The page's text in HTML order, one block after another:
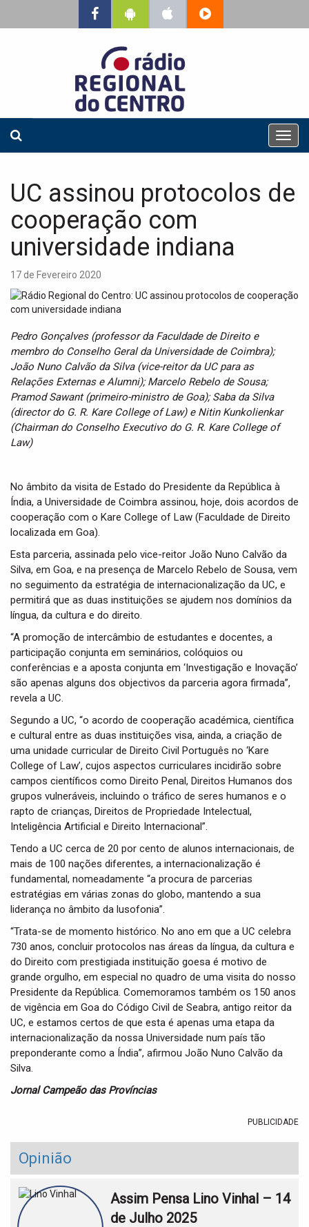
T
o
l
a
UC assinou protocolos de
cooperação com
universidade indiana
17 de Fevereiro 2020
Pedro Gonçalves (professor da Faculdade de Direito e
membro do Conselho Geral da Universidade de Coimbra);
João Nuno Calvão da Silva (vice-reitor da UC para as
Relações Externas e Alumni); Marcelo Rebelo de Sousa;
Pramod Sawant (primeiro-ministro de Goa); Saba da Silva
(director do G. R. Kare College of Law) e Nitin Kunkolienkar
(Chairman do Conselho Executivo do G. R. Kare College of
Law)
No âmbito da visita de Estado do Presidente da República à
Índia, a Universidade de Coimbra assinou, hoje, dois acordos de
cooperação com o Kare College of Law (Faculdade de Direito
localizada em Goa).
Esta parceria, assinada pelo vice-reitor João Nuno Calvão da
Silva, em Goa, e na presença de Marcelo Rebelo de Sousa, vem
no seguimento da estratégia de internacionalização da UC, e
permitirá que as duas instituições se ajudem nos domínios da
língua, da cultura e do direito.
“A promoção de intercâmbio de estudantes e docentes, a
participação conjunta em seminários, colóquios ou
conferências e a aposta conjunta em ‘Investigação e Inovação’
são apenas alguns dos objectivos da parceria agora firmada”,
revela a UC.
Segundo a UC, “o acordo de cooperação académica, científica
e cultural entre as duas instituições visa, ainda, a criação de
uma unidade curricular de Direito Civil Português no ‘Kare
College of Law’, cujos aspectos curriculares incidirão sobre
campos científicos como Direito Penal, Direitos Humanos dos
grupos vulneráveis, incluindo o tráfico de seres humanos e o
rapto de crianças, Direitos de Propriedade Intelectual,
Inteligência Artificial e Direito Internacional”.
Tendo a UC cerca de 20 por cento de alunos internacionais, de
mais de 100 nações diferentes, a internacionalização é
fundamental, nomeadamente “a procura de parcerias
estratégias em várias zonas do globo, mantendo a sua
liderança no âmbito da lusofonia”.
“Trata-se de momento histórico. No ano em que a UC celebra
730 anos, concluir protocolos nas áreas da língua, da cultura e
do Direito com prestigiada instituição goesa é motivo de
grande orgulho, em especial no quadro de uma visita do nosso
Presidente da República. Comemoramos também os 150 anos
de vigência em Goa do Código Civil de Seabra, antigo reitor da
UC, e estamos certos de que esta é apenas uma etapa da
internacionalização da nossa Universidade num país tão
preponderante como a Índia”, afirmou João Nuno Calvão da
Silva.
Jornal Campeão das Províncias
PUBLICIDADE
Opinião
Assim Pensa Lino Vinhal – 14
de Julho 2025